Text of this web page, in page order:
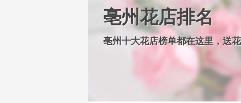
亳州花店排名
亳州十大花店榜单都在这里，送